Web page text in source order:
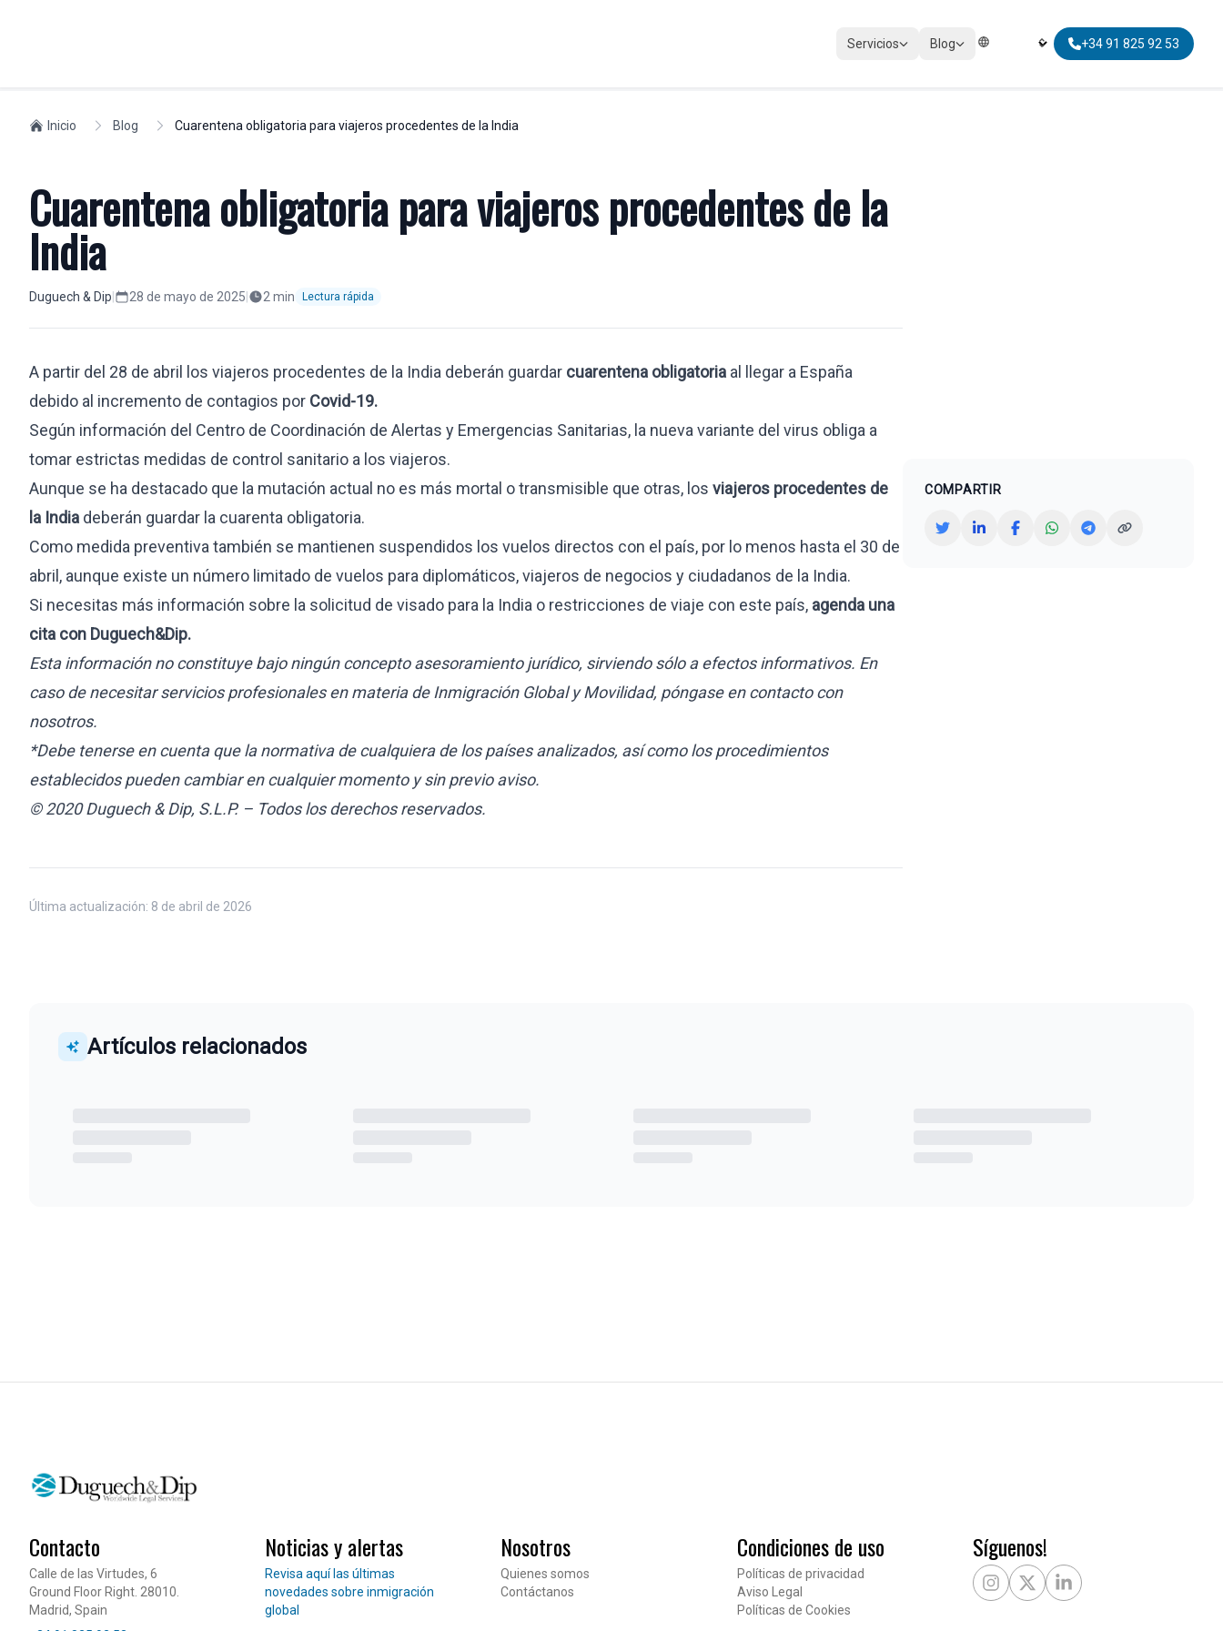
Servicios Blog
Elegir Idioma | Select Language
+34 91 825 92 53
PARTICULARES
Golden Visa
Residencia no lucrativa
Permiso de trabajo
Ciudadanos europeos
Nacionalidad
Estudiantes
Visa nómada digital
Visa estudiante internacional
Visa búsqueda de empleo
Residencia larga duración
Prácticas profesionales
MOVILIDAD LABORAL
Visados
Seguridad Social
Formar una empresa
Profesionales altamente cualificados
Desplazamiento trabajadores U.E.
Despidos
INMOBILIARIO
Compraventa
Arrendamiento
Inversión y residencia
Due diligence
Herencias y activos
Urbanismo
OTROS SERVICIOS
Paquete 360
Sucesiones internacionales
Inicio Blog Cuarentena obligatoria para viajeros procedentes de la India
Cuarentena obligatoria para viajeros procedentes de la
India
Duguech & Dip 28 de mayo de 2025 2 min Lectura rápida
A partir del 28 de abril los viajeros procedentes de la India deberán guardar cuarentena obligatoria al llegar a España
debido al incremento de contagios por Covid-19.
Según información del Centro de Coordinación de Alertas y Emergencias Sanitarias, la nueva variante del virus obliga a
tomar estrictas medidas de control sanitario a los viajeros.
Aunque se ha destacado que la mutación actual no es más mortal o transmisible que otras, los viajeros procedentes de
la India deberán guardar la cuarenta obligatoria.
Como medida preventiva también se mantienen suspendidos los vuelos directos con el país, por lo menos hasta el 30 de
abril, aunque existe un número limitado de vuelos para diplomáticos, viajeros de negocios y ciudadanos de la India.
Si necesitas más información sobre la solicitud de visado para la India o restricciones de viaje con este país, agenda una
cita con Duguech&Dip.
Esta información no constituye bajo ningún concepto asesoramiento jurídico, sirviendo sólo a efectos informativos. En
caso de necesitar servicios profesionales en materia de Inmigración Global y Movilidad, póngase en contacto con
nosotros.
*Debe tenerse en cuenta que la normativa de cualquiera de los países analizados, así como los procedimientos
establecidos pueden cambiar en cualquier momento y sin previo aviso.
© 2020 Duguech & Dip, S.L.P. – Todos los derechos reservados.
Última actualización: 8 de abril de 2026
COMPARTIR
Artículos relacionados
Contacto
Calle de las Virtudes, 6
Ground Floor Right. 28010.
Madrid, Spain
Noticias y alertas
Lee nuestras noticias
Revisa aquí las últimas
novedades sobre inmigración
global
Nosotros
Quienes somos
Contáctanos
Condiciones de uso
Políticas de privacidad
Aviso Legal
Políticas de Cookies
Síguenos!
InstagramX TwitterLinkedIn